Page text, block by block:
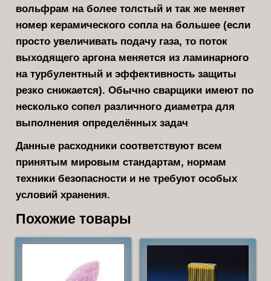
вольфрам на более толстый и так же меняет
номер керамического сопла на большее (если
просто увеличивать подачу газа, то поток
выходящего аргона меняется из ламинарного
на турбулентный и эффективность защиты
резко снижается). Обычно сварщики имеют по
несколько сопел различного диаметра для
выполнения определённых задач
Данные расходники соответствуют всем
принятым мировым стандартам, нормам
техники безопасности и не требуют особых
условий хранения.
Похожие товары